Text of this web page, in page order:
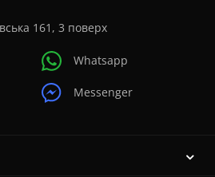
161, 3 поверх
Whatsapp
Messenger